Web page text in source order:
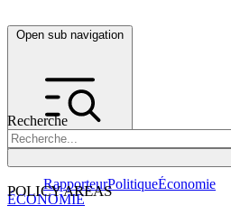
Open sub navigation
Recherche
POLICY AREAS
RapporteurPolitiqueÉconomie
ÉCONOMIE